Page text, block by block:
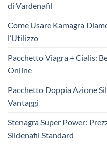
di Vardenafil
Come Usare Kamagra
l’Utilizzo
Pacchetto Viagra + Cialis:
Online
Pacchetto Doppia Azione
Vantaggi
Stenagra Super Power:
Sildenafil Standard